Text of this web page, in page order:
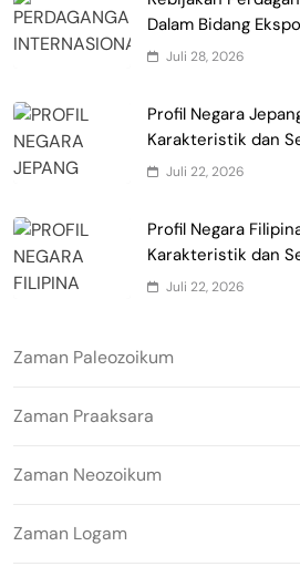
Dalam Bidang
Juli 28, 2026
Profil Negara
Karakteristik dan
Juli 22, 2026
Profil Negara
Karakteristik dan
Juli 22, 2026
Zaman Paleozoikum
Zaman Praaksara
Zaman Neozoikum
Zaman Logam